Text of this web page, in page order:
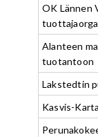
OK Lännen
Alanteen
tuotantoon
Lakstedtin
Kasvis-